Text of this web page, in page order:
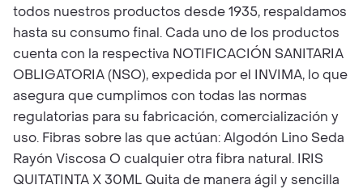
todos nuestros productos desde 1935, respaldamos
hasta su consumo final. Cada uno de los productos
cuenta con la respectiva NOTIFICACIÓN SANITARIA
OBLIGATORIA (NSO), expedida por el INVIMA, lo que
asegura que cumplimos con todas las normas
regulatorias para su fabricación, comercialización y
uso. Fibras sobre las que actúan: Algodón Lino Seda
Rayón Viscosa O cualquier otra fibra natural. IRIS
QUITATINTA X 30ML Quita de manera ágil y sencilla